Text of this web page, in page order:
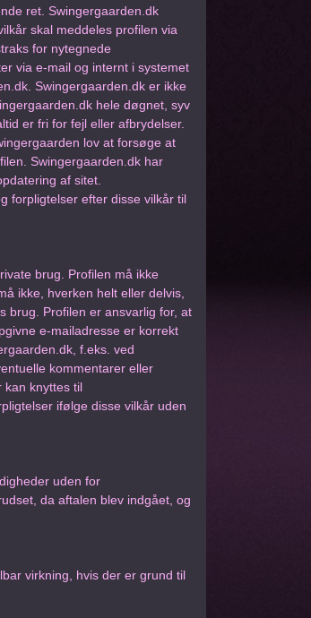
ret. Swingergaarden.dk
skal meddeles profilen via
for nytegnede
via e-mail og internt i systemet
Swingergaarden.dk er ikke
hele døgnet, syv
er fri for fejl eller afbrydelser.
lov at forsøge at
Swingergaarden.dk har
af sitet.
forpligtelser efter disse vilkår til
brug. Profilen må ikke
ikke, hverken helt eller delvis,
brug. Profilen er ansvarlig for, at
e-mailadresse er korrekt
f.eks. ved
kommentarer eller
kan knyttes til
ifølge disse vilkår uden
uden for
da aftalen blev indgået, og
virkning, hvis der er grund til